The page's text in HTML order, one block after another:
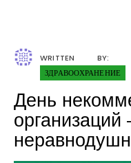
WRITTEN BY:
ЗДРАВООХРАНЕНИЕ
День
организаций